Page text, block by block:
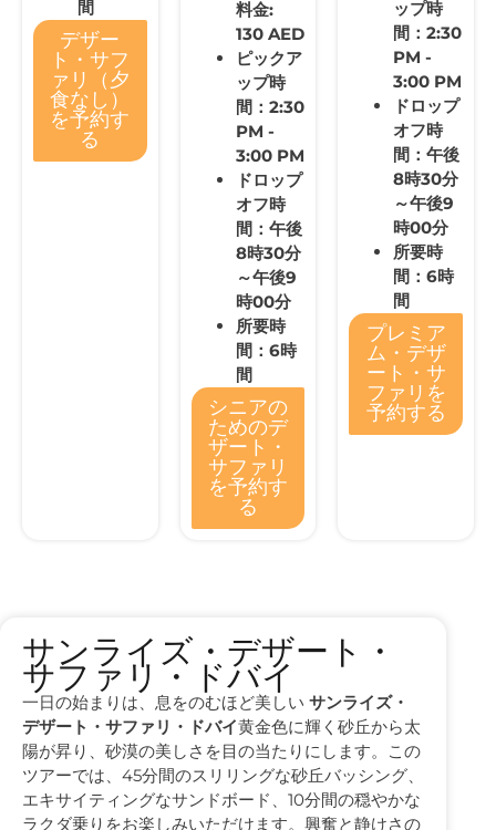
間
デザー
ト・サフ
ァリ（夕
食なし）
を予約す
る
料金:
130 AED
ピックア
ップ時
間：2:30
PM -
3:00 PM
ドロップ
オフ時
間：午後
8時30分
～午後9
時00分
所要時
間：6時
間
シニアの
ためのデ
ザート・
サファリ
を予約す
る
ップ時
間：2:30
PM -
3:00 PM
ドロップ
オフ時
間：午後
8時30分
～午後9
時00分
所要時
間：6時
間
プレミア
ム・デザ
ート・サ
ファリを
予約する
サンライズ・デザート・
サファリ・ドバイ
一日の始まりは、息をのむほど美しい サンライズ・
デザート・サファリ・ドバイ黄金色に輝く砂丘から太
陽が昇り、砂漠の美しさを目の当たりにします。この
ツアーでは、45分間のスリリングな砂丘バッシング、
エキサイティングなサンドボード、10分間の穏やかな
ラクダ乗りをお楽しみいただけます。興奮と静けさの